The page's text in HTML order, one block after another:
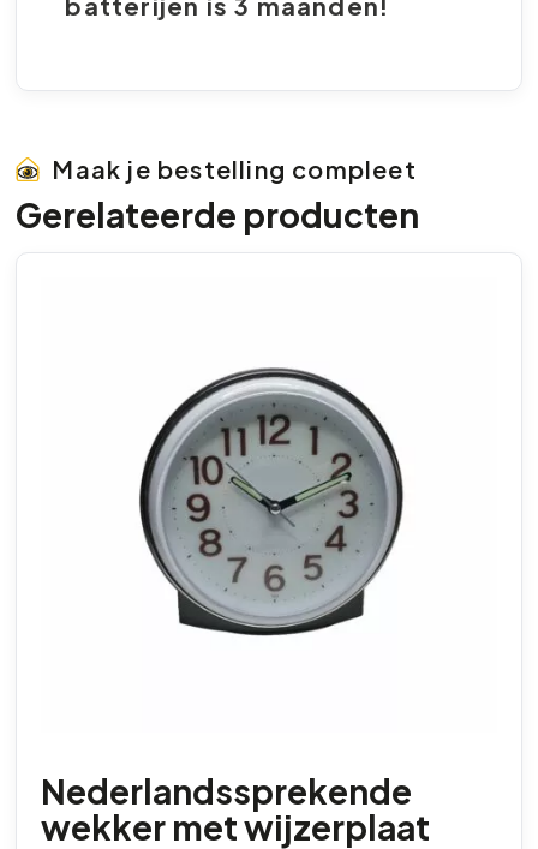
Maak je bestelling compleet
Gerelateerde producten
Nederlandssprekende
wekker met wijzerplaat